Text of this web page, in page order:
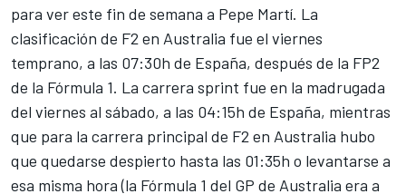
para ver este fin de semana a Pepe Martí. La
clasificación de F2 en Australia fue el viernes
temprano, a las 07:30h de España, después de la FP2
de la Fórmula 1. La carrera sprint fue en la madrugada
del viernes al sábado, a las 04:15h de España, mientras
que para la carrera principal de F2 en Australia hubo
que quedarse despierto hasta las 01:35h o levantarse a
esa misma hora (la Fórmula 1 del GP de Australia era a